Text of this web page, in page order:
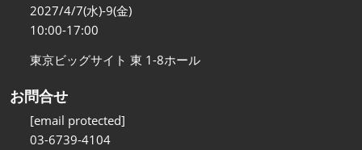
2027/4/7(水)-9(金)
10:00-17:00
東京ビッグサイト 東 1-8ホール
お問合せ
[email protected]
03-6739-4104